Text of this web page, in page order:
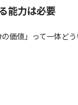
能力は必要
の価値」って一体ど